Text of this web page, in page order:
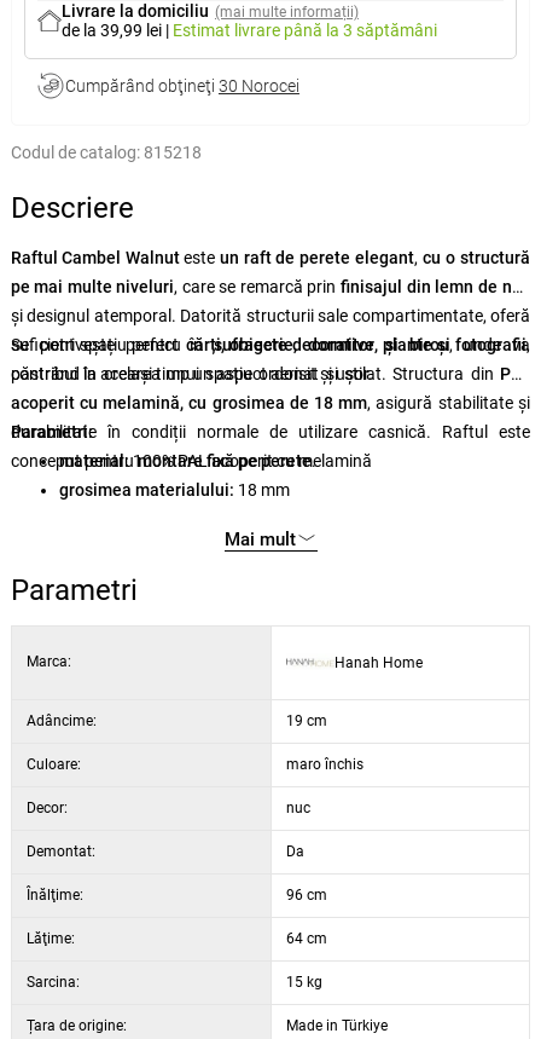
Livrare la domiciliu (mai multe informații)
de la 39,99 lei | Estimat livrare până la 3 săptămâni
Cumpărând obţineţi 30 Norocei
Codul de catalog: 815218
Descriere
Raftul Cambel Walnuteste un raft de perete elegant, cu o structură
pe mai multe niveluri, care se remarcă prin finisajul din lemn de nuc
și designul atemporal. Datorită structurii sale compartimentate, oferă
suficient spațiu pentru cărți, obiecte decorative, plante și fotografii,
păstrând în același timp un aspect aerisit și ușor.
Se potrivește perfect însufragerie, dormitor și birou, unde va
contribui la crearea unui spațiu ordonat și stilat. Structura din PAL
acoperit cu melamină, cu grosimea de 18 mm, asigură stabilitate și
durabilitate în condiții normale de utilizare casnică. Raftul este
conceput pentrumontare fixă pe perete.
Parametri:
material:100% PAL acoperit cu melamină
grosimea materialului: 18 mm
înălțime:
96 cm
adâncime:
înălțimea unui raft:
Mai mult
Parametri
Marca: Hanah Home
Adâncime: 19 cm
Culoare: maro închis
Decor: nuc
Demontat: Da
Înălţime: 96 cm
Lăţime: 64 cm
Sarcina: 15 kg
Țara de origine: Made in Türkiye